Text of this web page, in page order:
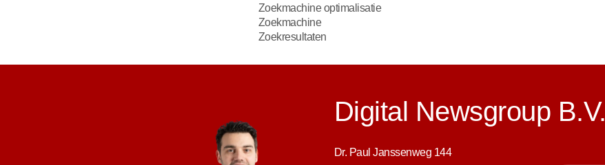
Zoekmachine optimalisatie
Zoekmachine
Zoekresultaten
Digital Newsgroup B.V.
Dr. Paul Janssenweg 144